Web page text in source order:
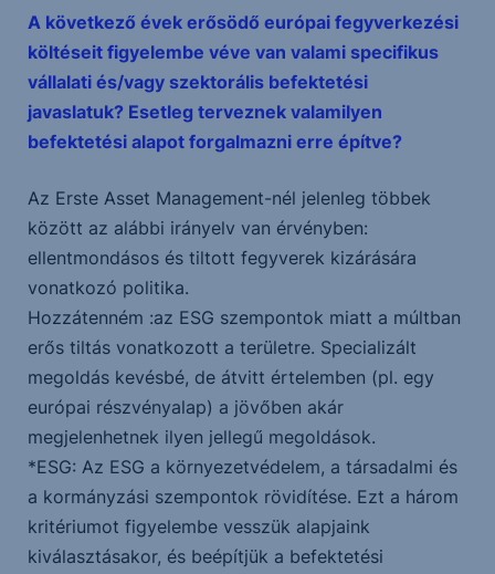
A következő évek erősödő európai fegyverkezési
költéseit figyelembe véve van valami specifikus
vállalati és/vagy szektorális befektetési
javaslatuk? Esetleg terveznek valamilyen
befektetési alapot forgalmazni erre építve?
Az Erste Asset Management-nél jelenleg többek
között az alábbi irányelv van érvényben:
ellentmondásos és tiltott fegyverek kizárására
vonatkozó politika.
Hozzátenném :az ESG szempontok miatt a múltban
erős tiltás vonatkozott a területre. Specializált
megoldás kevésbé, de átvitt értelemben (pl. egy
európai részvényalap) a jövőben akár
megjelenhetnek ilyen jellegű megoldások.
*ESG: Az ESG a környezetvédelem, a társadalmi és
a kormányzási szempontok rövidítése. Ezt a három
kritériumot figyelembe vesszük alapjaink
kiválasztásakor, és beépítjük a befektetési